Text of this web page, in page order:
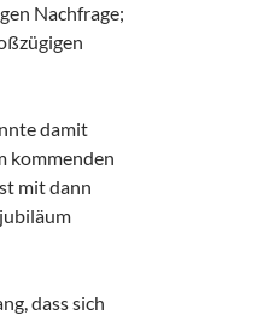
Nachfrage;
damit
kommenden
mit dann
dass sich